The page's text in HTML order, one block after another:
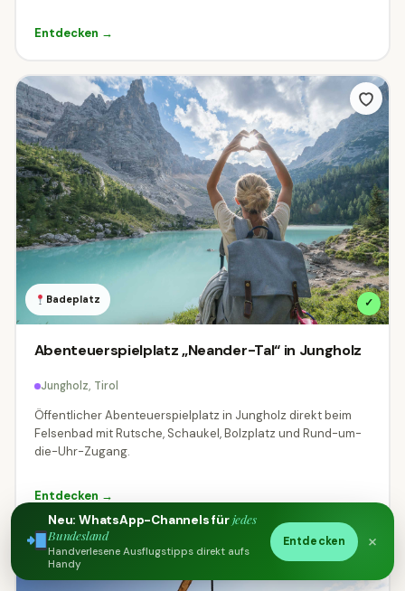
Entdecken →
Badeplatz ✓
Abenteuerspielplatz „Neander-Tal“ in Jungholz
Jungholz, Tirol
Öffentlicher Abenteuerspielplatz in Jungholz direkt beim
Felsenbad mit Rutsche, Schaukel, Bolzplatz und Rund-um-
die-Uhr-Zugang.
Entdecken →
Neu: WhatsApp-Channels fürjedes
Bundesland
Handverlesene Ausflugstipps direkt aufs
Handy
Entdecken ×